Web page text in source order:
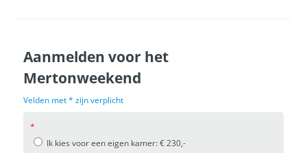
Aanmelden voor het
Mertonweekend
Velden met * zijn verplicht
*
Ik kies voor een eigen kamer: € 230,-